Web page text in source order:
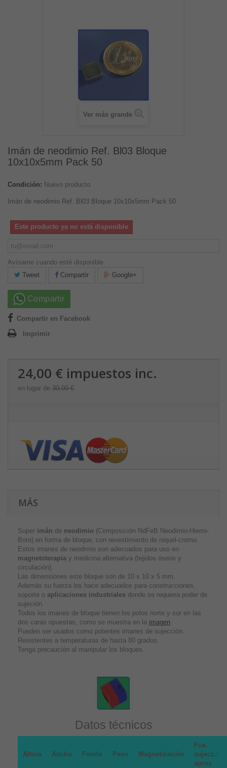
Ver más grande
Imán de neodimio Ref. Bl03 Bloque
10x10x5mm Pack 50
Condición: Nuevo producto
Imán de neodimio Ref. Bl03 Bloque 10x10x5mm Pack 50
Este producto ya no está disponible
Avísame cuando esté disponible
Tweet
Compartir Google+
Compartir
Compartir en Facebook
Imprimir
24,00 € impuestos inc.
en lugar de 30,00 €
MÁS
Super imán de neodimio (Composición NdFeB Neodimio-Hierro-
Boro) en forma de bloque, con revestimiento de niquel-cromo.
Estos imanes de neodimio son adecuados para uso en
magnetoterapia y medicina alternativa (tejidos óseos y
circulación).
Las dimensiones este bloque son de 10 x 10 x 5 mm.
Además su fuerza los hace adecuados para construcciones,
soporte o aplicaciones industriales donde se requiera poder de
sujeción.
Todos los imanes de bloque tienen los polos norte y sur en las
dos caras opuestas, como se muestra en la imagen.
Pueden ser usados como potentes imanes de sujección.
Resistentes a temperaturas de hasta 80 grados.
Tenga precaución al manipular los bloques.
Datos técnicos
Altura Ancho Fondo Peso Magnetización
Fza.
sujecc.:
aprox